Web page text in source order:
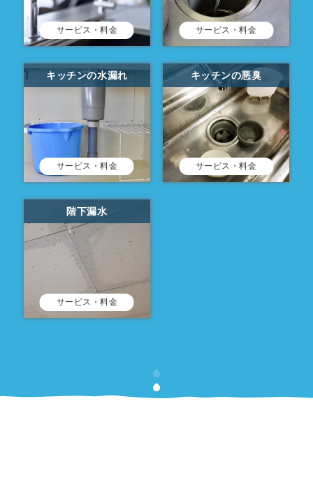
サービス・料金 サービス・料金
キッチンの水漏れ
サービス・料金
キッチンの悪臭
サービス・料金
階下漏水
サービス・料金